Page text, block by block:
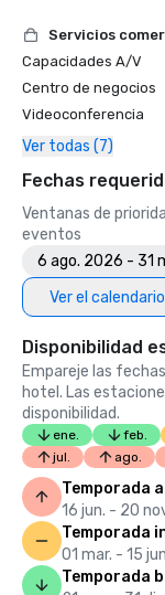
Servicios
Capacidades A/V
Centro de negocios
Videoconferencia
Ver todas (7)
Fechas
Ventanas de
eventos
6 ago. 2026 - 31
Ver el calendario
Disponibilidad
Empareje las
hotel. Las
disponibilidad.
ene. feb.
jul.
ago.
Temporada
16 jun. - 20
Temporada
01 mar. - 15
Temporada